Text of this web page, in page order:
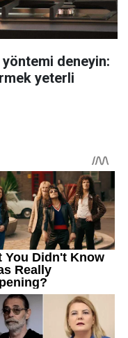
deneyin:
yeterli